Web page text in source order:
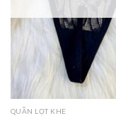
QUẦN LỌT KHE